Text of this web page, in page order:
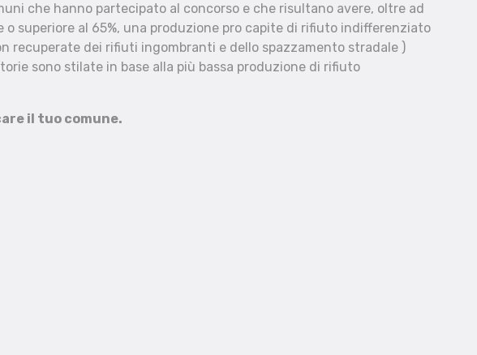
che hanno partecipato al concorso e che risultano avere, oltre ad
superiore al 65%, una produzione pro capite di rifiuto indifferenziato
recuperate dei rifiuti ingombranti e dello spazzamento stradale )
sono stilate in base alla più bassa produzione di rifiuto
il tuo comune.